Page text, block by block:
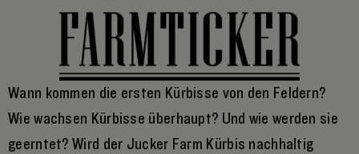
Wann kommen die ersten Kürbisse von den Feldern?
Wie wachsen Kürbisse überhaupt? Und wie werden sie
geerntet? Wird der Jucker Farm Kürbis nachhaltig